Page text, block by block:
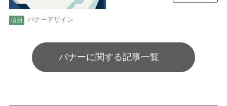
バナーデザイン
バナーに関する記事一覧